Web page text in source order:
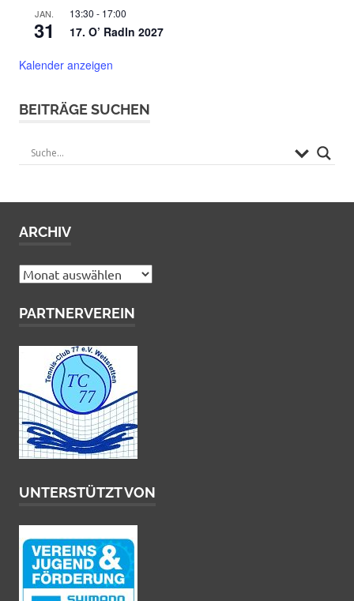
JAN.
31
13:30 - 17:00
17. O’ Radln 2027
Kalender anzeigen
BEITRÄGE SUCHEN
ARCHIV
Archiv
PARTNERVEREIN
UNTERSTÜTZT VON